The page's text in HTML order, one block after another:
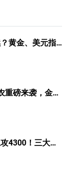
黄金、美元指
技术分析
重磅来袭，金价
？
4300！三大因